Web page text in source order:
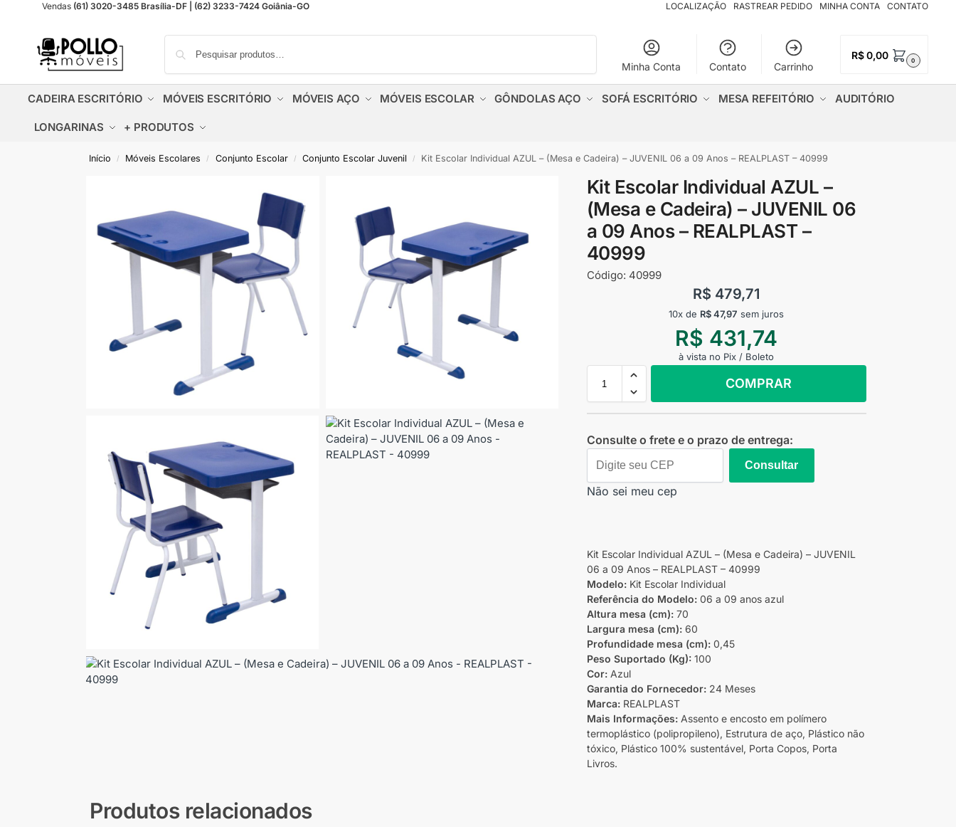
Vendas (61) 3020-3485 Brasília-DF | (62) 3233-7424 Goiânia-GO LOCALIZAÇÃO RASTREAR PEDIDO MINHA CONTA CONTATO
Minha Conta Contato Carrinho
R$0,00 0
CADEIRA ESCRITÓRIO MÓVEIS ESCRITÓRIO MÓVEIS AÇO MÓVEIS ESCOLAR GÔNDOLAS AÇO SOFÁ ESCRITÓRIO MESA REFEITÓRIO AUDITÓRIO
LONGARINAS + PRODUTOS
Início / Móveis Escolares / Conjunto Escolar / Conjunto Escolar Juvenil / Kit Escolar Individual AZUL – (Mesa e Cadeira) – JUVENIL 06 a 09 Anos – REALPLAST – 40999
Kit Escolar Individual AZUL –
(Mesa e Cadeira) – JUVENIL 06
a 09 Anos – REALPLAST –
40999
Código: 40999
R$ 479,71
10x de R$47,97 sem juros
R$ 431,74
à vista no Pix / Boleto
COMPRAR
Consulte o frete e o prazo de entrega:
Consultar
Não sei meu cep
Kit Escolar Individual AZUL – (Mesa e Cadeira) – JUVENIL
06 a 09 Anos – REALPLAST – 40999
Modelo: Kit Escolar Individual
Referência do Modelo:06 a 09 anos azul
Altura mesa (cm):70
Largura mesa (cm):60
Profundidade mesa (cm):0,45
Peso Suportado (Kg):100
Cor:Azul
Garantia do Fornecedor:24 Meses
Marca:REALPLAST
Mais Informações:Assento e encosto em polímero
termoplástico (polipropileno), Estrutura de aço, Plástico não
tóxico, Plástico 100% sustentável, Porta Copos, Porta
Livros.
Produtos relacionados